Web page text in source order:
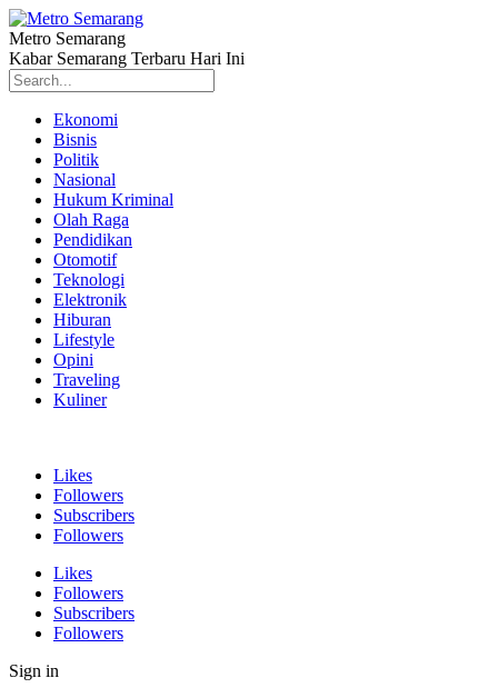
Metro Semarang
Kabar Semarang Terbaru Hari Ini
Ekonomi
Bisnis
Politik
Nasional
Hukum Kriminal
Olah Raga
Pendidikan
Otomotif
Teknologi
Elektronik
Hiburan
Lifestyle
Opini
Traveling
Kuliner
Likes
Followers
Subscribers
Followers
Likes
Followers
Subscribers
Followers
Sign in